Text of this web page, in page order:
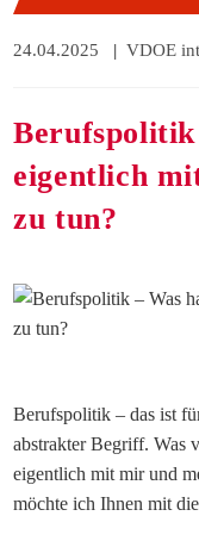
Beitrag
24.04.2025
Beitrags-
VDOE
Berufspolitik
eigentlich
zu tun?
Berufspolitik – das ist
abstrakter Begriff. Was
eigentlich mit mir und
möchte ich Ihnen mit